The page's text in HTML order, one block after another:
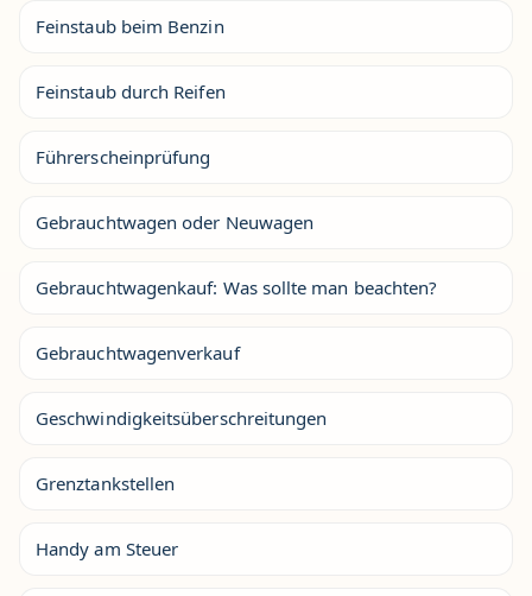
Feinstaub beim Benzin
Feinstaub durch Reifen
Führerscheinprüfung
Gebrauchtwagen oder Neuwagen
Gebrauchtwagenkauf: Was sollte man beachten?
Gebrauchtwagenverkauf
Geschwindigkeitsüberschreitungen
Grenztankstellen
Handy am Steuer